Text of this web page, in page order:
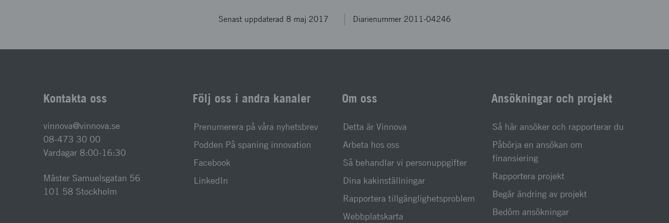
Senast uppdaterad 8 maj 2017 Diarienummer 2011-04246
Kontakta oss
vinnova@vinnova.se
08-473 30 00
Vardagar 8:00-16:30
Mäster Samuelsgatan 56
101 58 Stockholm
Följ oss i andra kanaler
Prenumerera på våra nyhetsbrev
Podden På spaning innovation
Facebook
LinkedIn
Om oss
Detta är Vinnova
Arbeta hos oss
Så behandlar vi personuppgifter
Dina kakinställningar
Rapportera tillgänglighetsproblem
Webbplatskarta
Ansökningar och projekt
Så här ansöker och rapporterar du
Påbörja en ansökan om
finansiering
Rapportera projekt
Begär ändring av projekt
Bedöm ansökningar